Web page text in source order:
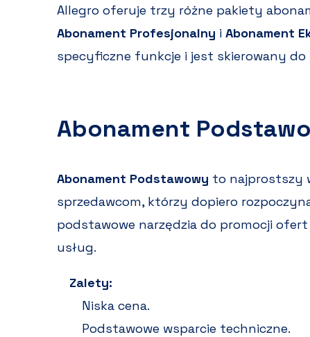
Allegro oferuje trzy różne pakiety
Abonament Profesjonalny i Abonament
specyficzne funkcje i jest skierowany
Abonament
Abonament Podstawowy to najprostszy
sprzedawcom, którzy dopiero
podstawowe narzędzia do promocji
usług.
Zalety:
Niska cena.
Podstawowe wsparcie techniczne.